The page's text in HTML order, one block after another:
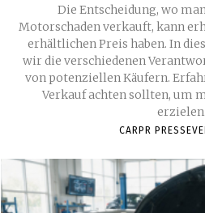
Die Entscheidung, wo
Motorschaden verkauft, kann
erhältlichen Preis haben. In
wir die verschiedenen
von potenziellen Käufern.
Verkauf achten sollten, um
erzielen.
CARPR